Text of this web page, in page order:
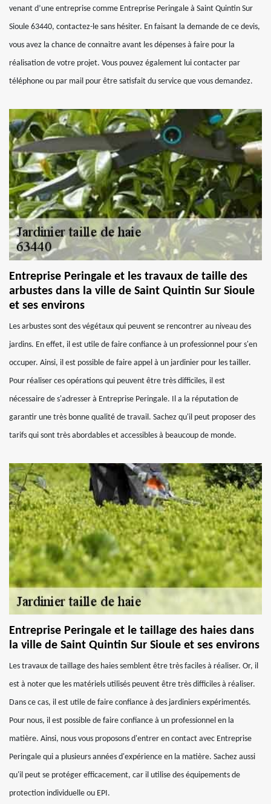
venant d’une entreprise comme Entreprise Peringale à Saint Quintin Sur
Sioule 63440, contactez-le sans hésiter. En faisant la demande de ce devis,
vous avez la chance de connaitre avant les dépenses à faire pour la
réalisation de votre projet. Vous pouvez également lui contacter par
téléphone ou par mail pour être satisfait du service que vous demandez.
Entreprise Peringale et les travaux de taille des
arbustes dans la ville de Saint Quintin Sur Sioule
et ses environs
Les arbustes sont des végétaux qui peuvent se rencontrer au niveau des
jardins. En effet, il est utile de faire confiance à un professionnel pour s'en
occuper. Ainsi, il est possible de faire appel à un jardinier pour les tailler.
Pour réaliser ces opérations qui peuvent être très difficiles, il est
nécessaire de s'adresser à Entreprise Peringale. Il a la réputation de
garantir une très bonne qualité de travail. Sachez qu'il peut proposer des
tarifs qui sont très abordables et accessibles à beaucoup de monde.
Entreprise Peringale et le taillage des haies dans
la ville de Saint Quintin Sur Sioule et ses environs
Les travaux de taillage des haies semblent être très faciles à réaliser. Or, il
est à noter que les matériels utilisés peuvent être très difficiles à réaliser.
Dans ce cas, il est utile de faire confiance à des jardiniers expérimentés.
Pour nous, il est possible de faire confiance à un professionnel en la
matière. Ainsi, nous vous proposons d'entrer en contact avec Entreprise
Peringale qui a plusieurs années d'expérience en la matière. Sachez aussi
qu'il peut se protéger efficacement, car il utilise des équipements de
protection individuelle ou EPI.